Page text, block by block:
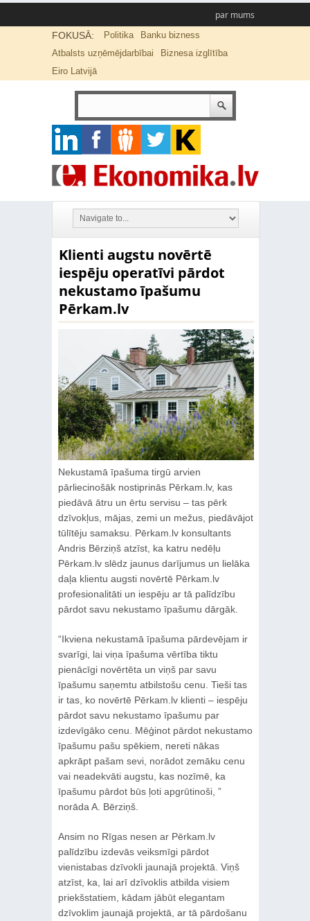
par mums
FOKUSĀ: Politika
Banku bizness
Atbalsts uzņēmējdarbībai
Biznesa izglītība
Eiro Latvijā
Klienti augstu novērtē
iespēju operatīvi pārdot
nekustamo īpašumu
Pērkam.lv
Nekustamā īpašuma tirgū arvien
pārliecinošāk nostiprinās Pērkam.lv, kas
piedāvā ātru un ērtu servisu – tas pērk
dzīvokļus, mājas, zemi un mežus, piedāvājot
tūlītēju samaksu. Pērkam.lv konsultants
Andris Bērziņš atzīst, ka katru nedēļu
Pērkam.lv slēdz jaunus darījumus un lielāka
daļa klientu augsti novērtē Pērkam.lv
profesionalitāti un iespēju ar tā palīdzību
pārdot savu nekustamo īpašumu dārgāk.
“Ikviena nekustamā īpašuma pārdevējam ir
svarīgi, lai viņa īpašuma vērtība tiktu
pienācīgi novērtēta un viņš par savu
īpašumu saņemtu atbilstošu cenu. Tieši tas
ir tas, ko novērtē Pērkam.lv klienti – iespēju
pārdot savu nekustamo īpašumu par
izdevīgāko cenu. Mēģinot pārdot nekustamo
īpašumu pašu spēkiem, nereti nākas
apkrāpt pašam sevi, norādot zemāku cenu
vai neadekvāti augstu, kas nozīmē, ka
īpašumu pārdot būs ļoti apgrūtinoši, ”
norāda A. Bērziņš.
Ansim no Rīgas nesen ar Pērkam.lv
palīdzību izdevās veiksmīgi pārdot
vienistabas dzīvokli jaunajā projektā. Viņš
atzīst, ka, lai arī dzīvoklis atbilda visiem
priekšstatiem, kādam jābūt elegantam
dzīvoklim jaunajā projektā, ar tā pārdošanu